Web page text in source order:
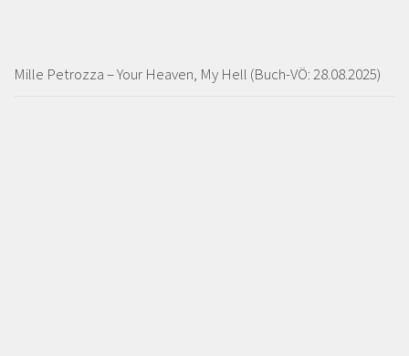
Mille Petrozza – Your Heaven, My Hell (Buch-VÖ: 28.08.2025)